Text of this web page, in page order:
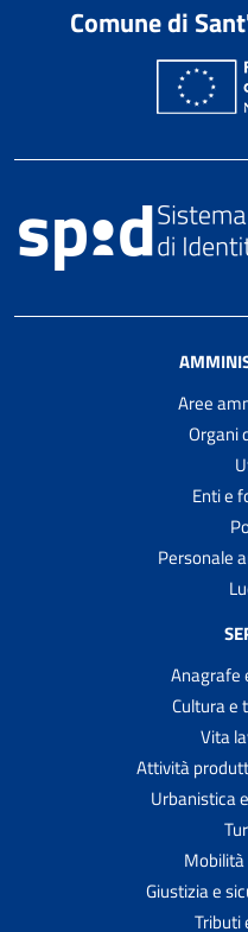
Comune di
Aree
Organi
Enti e
Personale
Anagrafe
Cultura e
Vita
Attività
Urbanistica
Giustizia e
Tributi